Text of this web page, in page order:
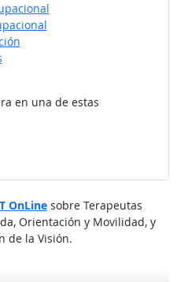
en una de estas
OnLinesobre Terapeutas
Orientación y Movilidad, y
de la Visión.